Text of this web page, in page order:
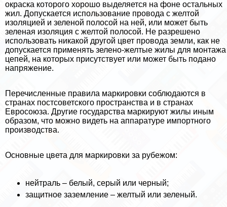
окраска которого хорошо выделяется на фоне остальных
жил. Допускается использование провода с желтой
изоляцией и зеленой полосой на ней, или может быть
зеленая изоляция с желтой полосой. Не разрешено
использовать никакой другой цвет провода земли, как не
допускается применять зелено-желтые жилы для монтажа
цепей, на которых присутствует или может быть подано
напряжение.
Перечисленные правила маркировки соблюдаются в
странах постсоветского прострaнcтва и в странах
Евросоюза. Другие государства маркируют жилы иным
образом, что можно видеть на аппаратуре импортного
производства.
Основные цвета для маркировки за рубежом:
нейтраль – белый, серый или черный;
защитное заземление – желтый или зеленый.